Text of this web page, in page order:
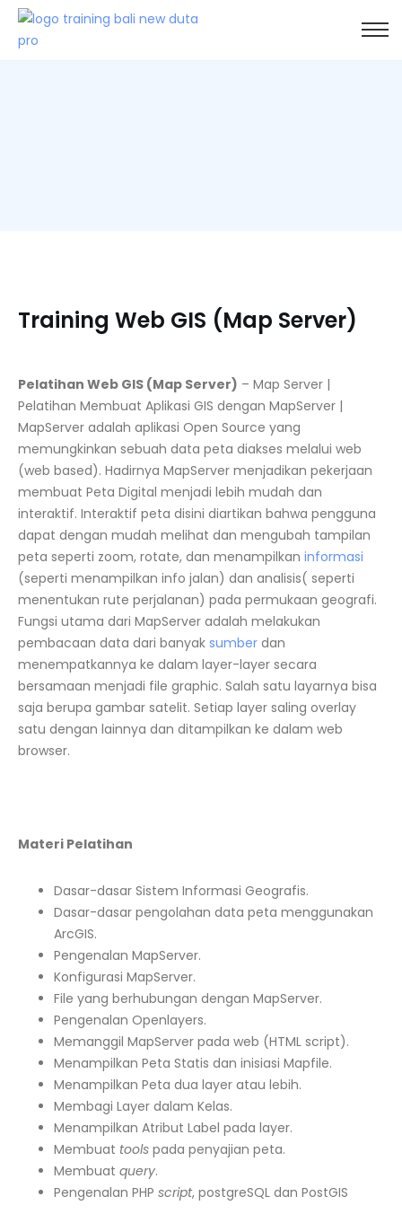
Training Web GIS (Map Server)
Pelatihan Web GIS (Map Server) – Map Server |
Pelatihan Membuat Aplikasi GIS dengan MapServer |
MapServer adalah aplikasi Open Source yang
memungkinkan sebuah data peta diakses melalui web
(web based). Hadirnya MapServer menjadikan pekerjaan
membuat Peta Digital menjadi lebih mudah dan
interaktif. Interaktif peta disini diartikan bahwa pengguna
dapat dengan mudah melihat dan mengubah tampilan
peta seperti zoom, rotate, dan menampilkan informasi
(seperti menampilkan info jalan) dan analisis( seperti
menentukan rute perjalanan) pada permukaan geografi.
Fungsi utama dari MapServer adalah melakukan
pembacaan data dari banyak sumber dan
menempatkannya ke dalam layer-layer secara
bersamaan menjadi file graphic. Salah satu layarnya bisa
saja berupa gambar satelit. Setiap layer saling overlay
satu dengan lainnya dan ditampilkan ke dalam web
browser.
Materi Pelatihan
Dasar-dasar Sistem Informasi Geografis.
Dasar-dasar pengolahan data peta menggunakan
ArcGIS.
Pengenalan MapServer.
Konfigurasi MapServer.
File yang berhubungan dengan MapServer.
Pengenalan Openlayers.
Memanggil MapServer pada web (HTML script).
Menampilkan Peta Statis dan inisiasi Mapfile.
Menampilkan Peta dua layer atau lebih.
Membagi Layer dalam Kelas.
Menampilkan Atribut Label pada layer.
Membuat tools pada penyajian peta.
Membuat query.
Pengenalan PHP script, postgreSQL dan PostGIS